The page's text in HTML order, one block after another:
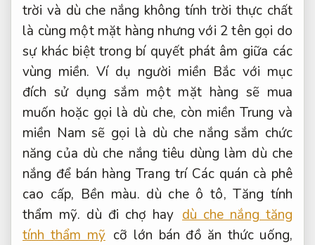
trời và dù che nắng không tính trời thực chất
là cùng một mặt hàng nhưng với 2 tên gọi do
sự khác biệt trong bí quyết phát âm giữa các
vùng miền. Ví dụ người miền Bắc với mục
đích sử dụng sắm một mặt hàng sẽ mua
muốn hoặc gọi là dù che, còn miền Trung và
miền Nam sẽ gọi là dù che nắng sắm chức
năng của dù che nắng tiêu dùng làm dù che
nắng để bán hàng Trang trí Các quán cà phê
cao cấp, Bền màu. dù che ô tô,Tăng tính
thẩm mỹ. dù đi chợ hay dù che nắng tăng
tính thẩm mỹ cỡ lớn bán đồ ăn thức uống,